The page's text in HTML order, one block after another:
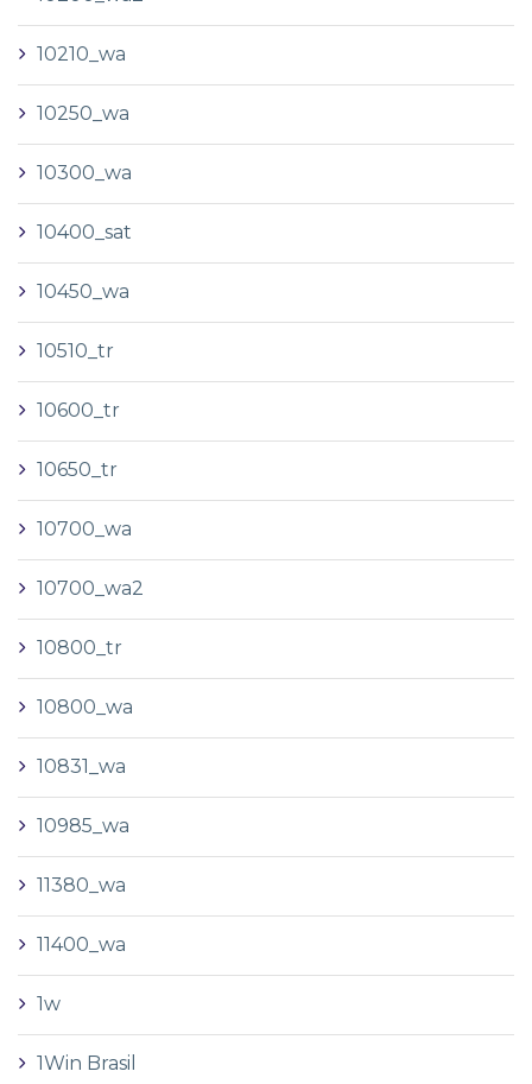
10210_wa
10250_wa
10300_wa
10400_sat
10450_wa
10510_tr
10600_tr
10650_tr
10700_wa
10700_wa2
10800_tr
10800_wa
10831_wa
10985_wa
11380_wa
11400_wa
1w
1Win Brasil